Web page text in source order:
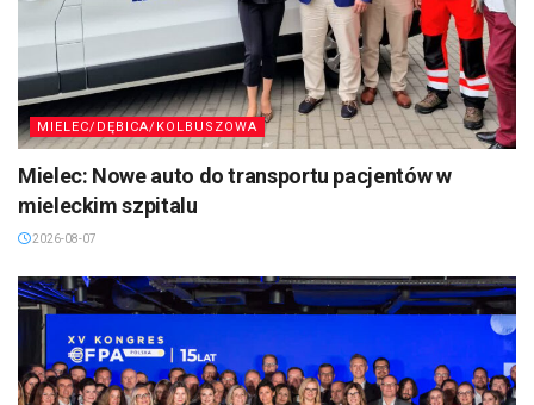
MIELEC/DĘBICA/KOLBUSZOWA
Mielec: Nowe auto do transportu pacjentów w
mieleckim szpitalu
2026-08-07